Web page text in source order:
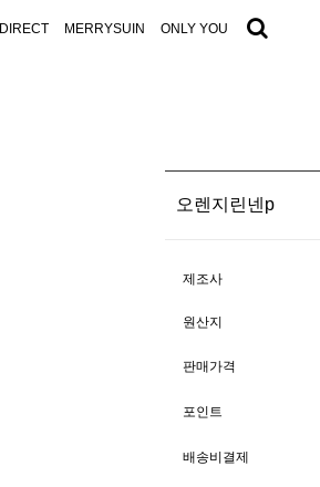
ONLY YOU
MERRYSUIN
DIRECT
오렌지린넨p
제조사
원산지
판매가격
포인트
배송비결제